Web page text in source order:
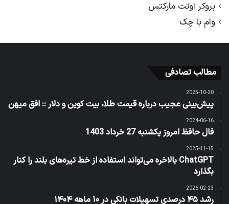
بروکر اوتت مارکتس
وام با چک
مطالب تصادفی
2025-10-20
پیش‌بینی عجیب درباره قیمت طلا، بیت کوین و دلار :: افق میهن
2024-06-16
فال حافظ امروز یکشنبه 27 خرداد 1403
2025-11-15
ChatGPT بالاخره می‌تواند استفاده از خط تیره‌های بلند را کنار
بگذارد
2026-02-23
رشد ۴۵ درصدی تسهیلات بانکی در ۱۰ ماهه ۱۴۰۴